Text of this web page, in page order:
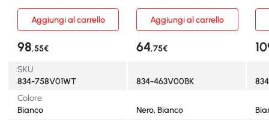
Aggiungi al carrello
Aggiungi al carrello
98,55€ 64,75€
SKU
834-758V01WT
834-463V00BK
Colore
Bianco
Nero, Bianco